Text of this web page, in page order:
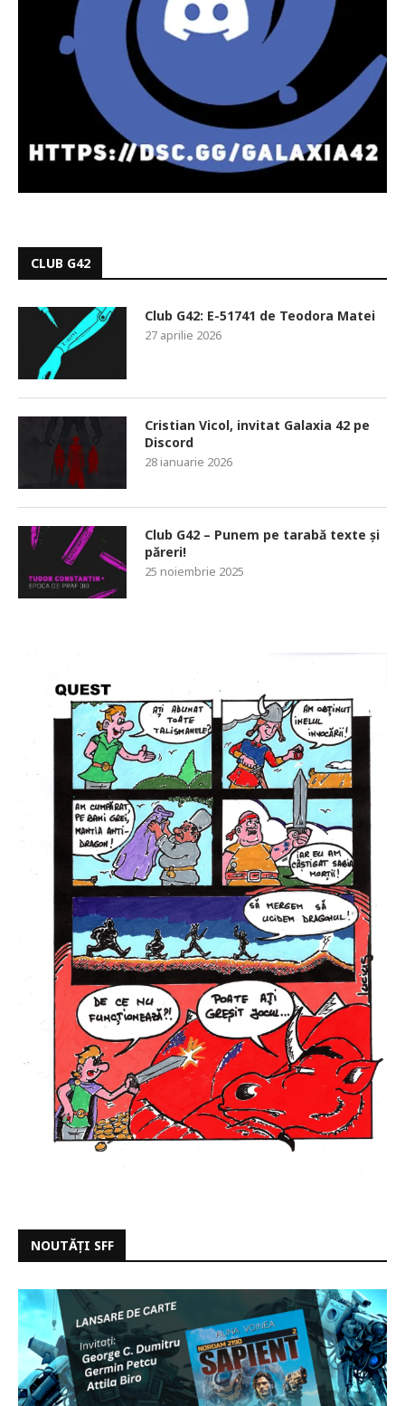
CLUB G42
Club G42: E-51741 de Teodora Matei
27 aprilie 2026
Cristian Vicol, invitat Galaxia 42 pe
Discord
28 ianuarie 2026
Club G42 – Punem pe tarabă texte și
păreri!
25 noiembrie 2025
NOUTĂȚI SFF